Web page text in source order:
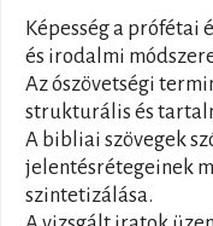
Képesség a prófétai
és irodalmi
Az ószövetségi
strukturális és
A bibliai szövegek
jelentésrétegeinek
szintetizálása.